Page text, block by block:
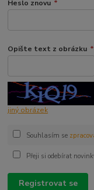
Heslo znovu *
Opište text z obrázku *
jiný obrázek
Souhlasím se
Přeji si odebírat
Registrovat se